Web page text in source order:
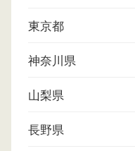
東京都
神奈川県
山梨県
長野県